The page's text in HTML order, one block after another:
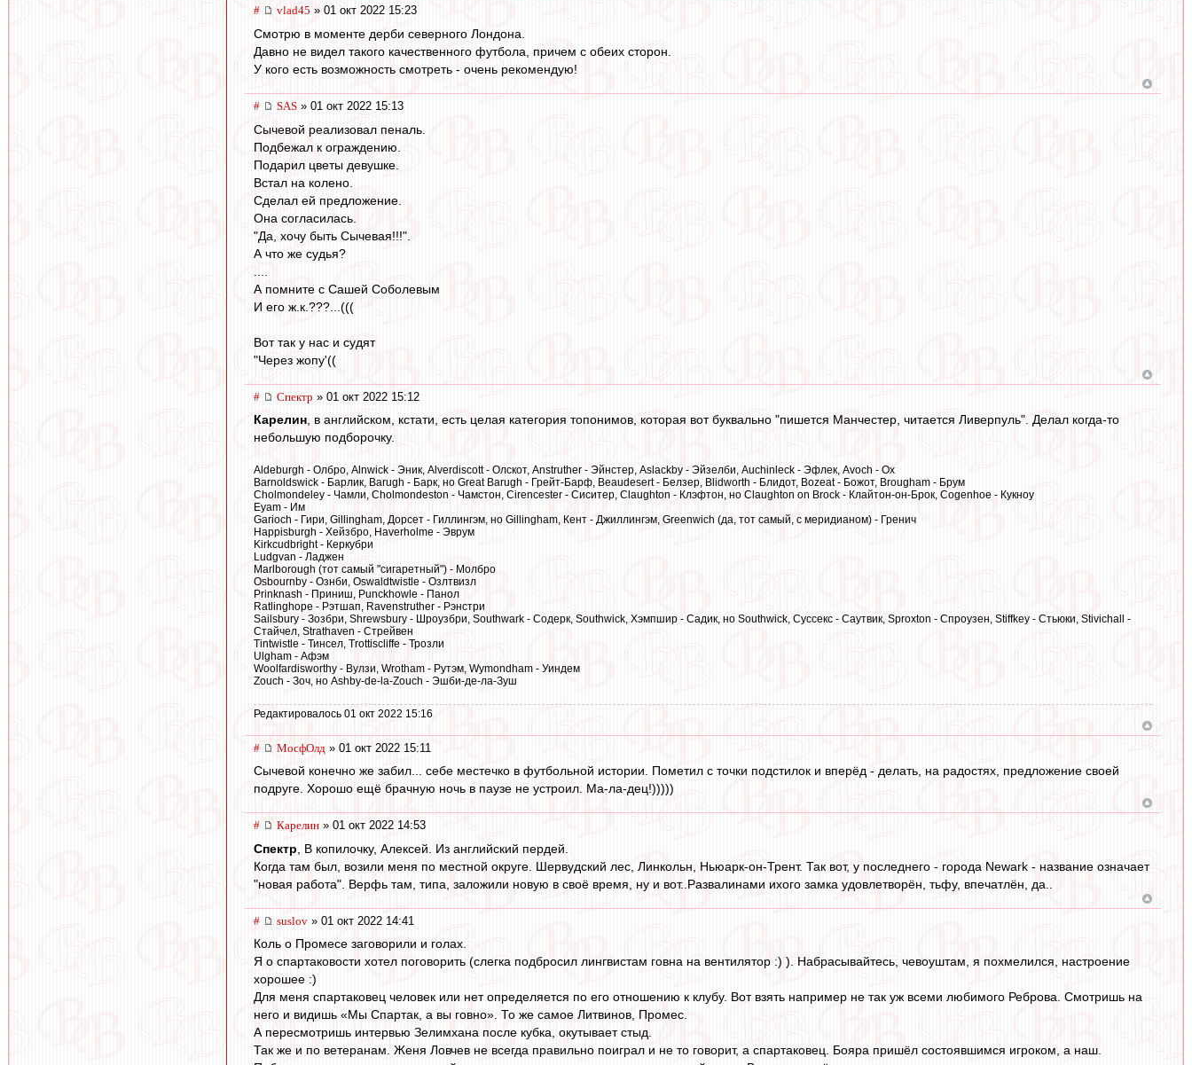
# vlad45 » 01 окт 2022 15:23
Смотрю в моменте дерби северного Лондона.
Давно не видел такого качественного футбола, причем с обеих сторон.
У кого есть возможность смотреть - очень рекомендую!
# SAS » 01 окт 2022 15:13
Сычевой реализовал пеналь.
Подбежал к ограждению.
Подарил цветы девушке.
Встал на колено.
Сделал ей предложение.
Она согласилась.
"Да, хочу быть Сычевая!!!".
А что же судья?
А помните с Сашей Соболевым
И его ж.к.???...(((
Вот так у нас и судят
"Через жопу'((
# Спектр » 01 окт 2022 15:12
Карелин, в английском, кстати, есть целая категория топонимов, которая вот буквально "пишется Манчестер, читается Ливерпуль". Делал когда-то
небольшую подборочку.
Aldeburgh - Олбро, Alnwick - Эник, Alverdiscott - Олскот, Anstruther - Эйнстер, Aslackby - Эйзелби, Auchinleck - Эфлек, Avoch - Ох
Barnoldswick - Барлик, Barugh - Барк, но Great Barugh - Грейт-Барф, Beaudesert - Белзер, Blidworth - Блидот, Bozeat - Божот, Brougham - Брум
Cholmondeley - Чамли, Cholmondeston - Чамстон, Cirencester - Сиситер, Claughton - Клэфтон, но Claughton on Brock - Клайтон-он-Брок, Cogenhoe - Кукноу
Eyam - Им
Garioch - Гири, Gillingham, Дорсет - Гиллингэм, но Gillingham, Кент - Джиллингэм, Greenwich (да, тот самый, с меридианом) - Гренич
Happisburgh - Хейзбро, Haverholme - Эврум
Kirkcudbright - Керкубри
Ludgvan - Ладжен
Marlborough (тот самый "сигаретный") - Молбро
Osbournby - Ознби, Oswaldtwistle - Озлтвизл
Prinknash - Приниш, Punckhowle - Панол
Ratlinghope - Рэтшап, Ravenstruther - Рэнстри
Sailsbury - Зозбри, Shrewsbury - Шроузбри, Southwark - Содерк, Southwick, Хэмпшир - Садик, но Southwick, Суссекс - Саутвик, Sproxton - Спроузен, Stiffkey - Стьюки, Stivichall -
Стайчел, Strathaven - Стрейвен
Tintwistle - Тинсел, Trottiscliffe - Трозли
Ulgham - Афэм
Woolfardisworthy - Вулзи, Wrotham - Рутэм, Wymondham - Уиндем
Zouch - Зоч, но Ashby-de-la-Zouch - Эшби-де-ла-Зуш
Редактировалось 01 окт 2022 15:16
# МосфОлд » 01 окт 2022 15:11
Сычевой конечно же забил... себе местечко в футбольной истории. Пометил с точки подстилок и вперёд - делать, на радостях, предложение своей
подруге. Хорошо ещё брачную ночь в паузе не устроил. Ма-ла-дец!)))))
# Карелин » 01 окт 2022 14:53
Спектр , В копилочку, Алексей. Из английский пердей.
Когда там был, возили меня по местной округе. Шервудский лес, Линкольн, Ньюарк-он-Трент. Так вот, у последнего - города Newark - название означает
"новая работа". Верфь там, типа, заложили новую в своё время, ну и вот..Развалинами ихого замка удовлетворён, тьфу, впечатлён, да..
# suslov » 01 окт 2022 14:41
Коль о Промесе заговорили и голах.
Я о спартаковости хотел поговорить (слегка подбросил лингвистам говна на вентилятор :) ). Набрасывайтесь, чевоуштам, я похмелился, настроение
хорошее :)
Для меня спартаковец человек или нет определяется по его отношению к клубу. Вот взять например не так уж всеми любимого Реброва. Смотришь на
него и видишь «Мы Спартак, а вы говно». То же самое Литвинов, Промес.
А пересмотришь интервью Зелимхана после кубка, окутывает стыд.
Так же и по ветеранам. Женя Ловчев не всегда правильно поиграл и не то говорит, а спартаковец. Бояра пришёл состоявшимся игроком, а наш.